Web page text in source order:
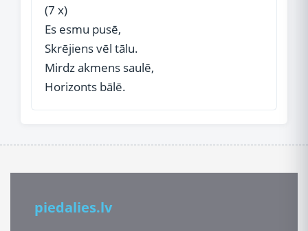
(7 x)
Es esmu pusē,
Skrējiens vēl tālu.
Mirdz akmens saulē,
Horizonts bālē.
piedalies.lv